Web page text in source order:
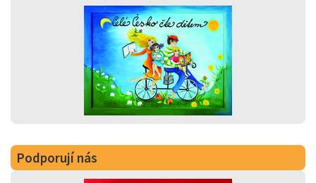
Podporují nás